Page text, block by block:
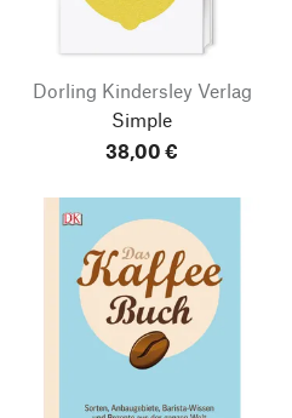
Dorling Kindersley Verlag
Simple
38,00 €